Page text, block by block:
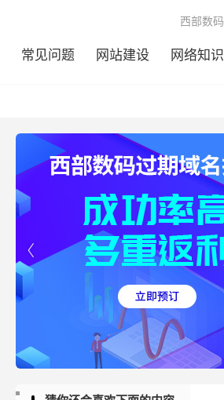
常见问题 网站建设 网络知识
西部数码
